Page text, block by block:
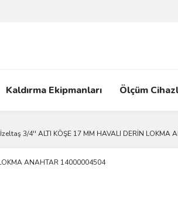
Kaldırma Ekipmanları Ölçüm
İzeltaş 3/4'' ALTI KÖŞE 17 MM HAVALI DERİN LOKMA